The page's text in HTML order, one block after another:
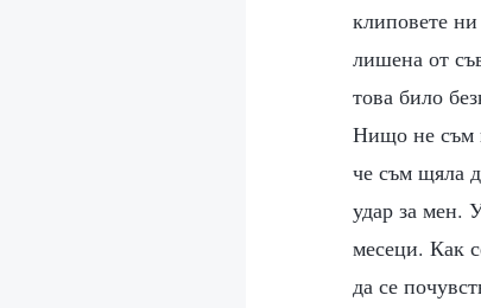
клиповете
лишена от
това било
Нищо не съм
че съм щяла
удар за мен.
месеци. Как
да се